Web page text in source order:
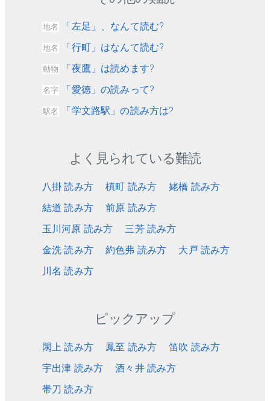
地名 「左足」、なんて読む?
地名 「行町」はなんて読む?
動物 「夜鷹」は読めます?
名字 「愛徳」の読みって?
駅名 「学文路駅」の読み方は?
よく見られている難読
八掛 読み方 槙町 読み方
姥橋 読み方
結道 読み方
前原 読み方
玉川河原 読み方
三芳 読み方
金洗 読み方
約色弗 読み方
大戸 読み方
川名 読み方
ピックアップ
閖上 読み方 鳳至 読み方
笛吹 読み方
宇出津 読み方
酒々井 読み方
帯刀 読み方